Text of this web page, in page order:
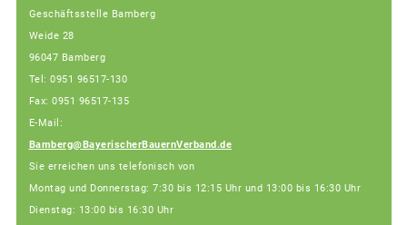
Geschäftsstelle Bamberg
Weide 28
96047 Bamberg
Tel: 0951 96517-130
Fax: 0951 96517-135
E-Mail:
Bamberg@BayerischerBauernVerband.de
Sie erreichen uns telefonisch von
Montag und Donnerstag: 7:30 bis 12:15 Uhr und 13:00 bis 16:30 Uhr
Dienstag: 13:00 bis 16:30 Uhr